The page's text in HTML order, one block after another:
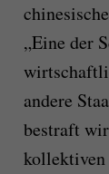
„Eine der
andere
bestraft
kollektiven